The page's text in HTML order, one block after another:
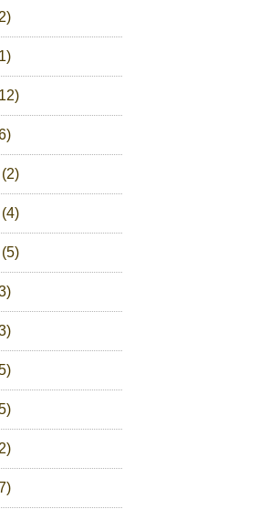
(2)
(4)
(5)